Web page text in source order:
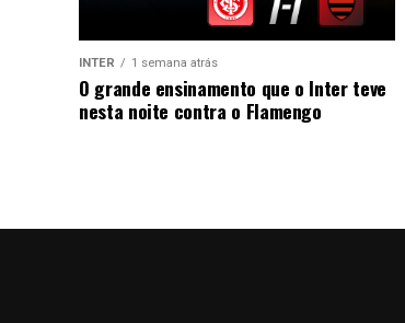
INTER 1 semana atrás
O grande ensinamento que o Inter teve
nesta noite contra o Flamengo